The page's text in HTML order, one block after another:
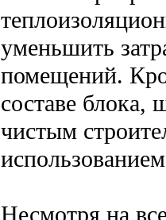
уменьшить
помещений.
составе блока,
чистым
Несмотря на